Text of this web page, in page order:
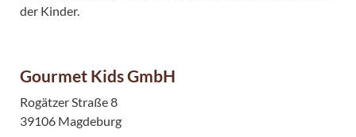
der Kinder.
Gourmet Kids GmbH
Rogätzer Straße 8
39106 Magdeburg